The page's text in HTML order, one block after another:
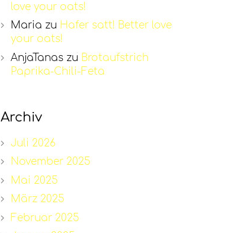
love your oats!
Maria zu Hafer satt! Better love
your oats!
AnjaTanaszu Brotaufstrich
Paprika-Chili-Feta
Archiv
Juli 2026
November 2025
Mai 2025
März 2025
Februar 2025